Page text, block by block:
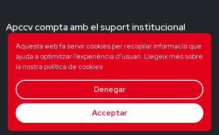
Aquesta web fa servir cookies per recopilar informació que
ajuda a optimitzar l’experiència d’usuari. Llegeix més sobre
la nostra política de cookies
Denegar
Acceptar
Apccv compta amb el suport institucional